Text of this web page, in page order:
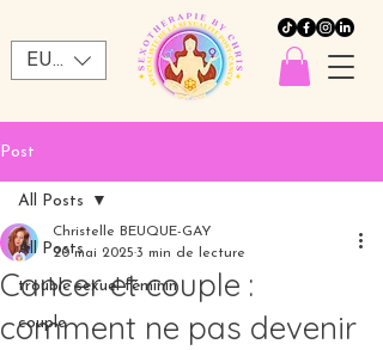
EUR (€)
Post
All Posts
trouble sexuel féminin
couple
All Posts
Cancer et couple :
comment ne pas devenir
Christelle BEUQUE-GAY
20 mai 2025 3 min de lecture